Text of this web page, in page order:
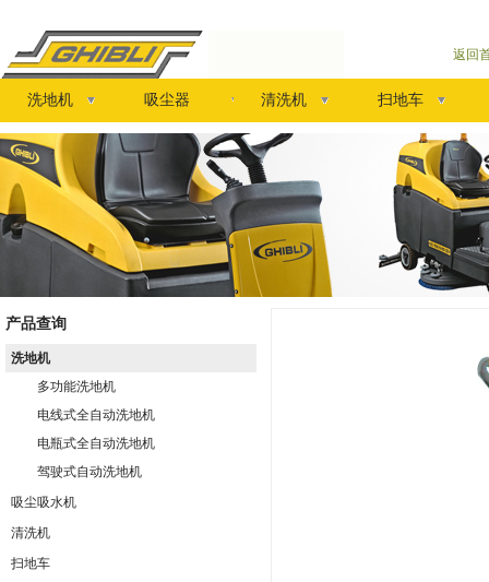
返回
洗地机 吸尘器 清洗机 扫地车
产品查询
洗地机
多功能洗地机
电线式全自动洗地机
电瓶式全自动洗地机
驾驶式自动洗地机
吸尘吸水机
清洗机
扫地车